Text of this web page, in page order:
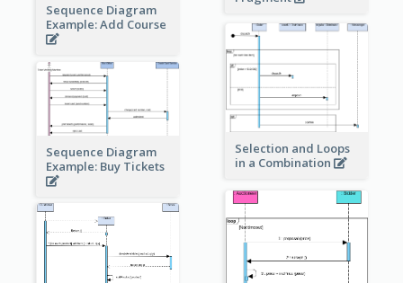
Sequence Diagram
Example: Add Course
Selection and Loops
in a Combination
Sequence Diagram
Example: Buy Tickets